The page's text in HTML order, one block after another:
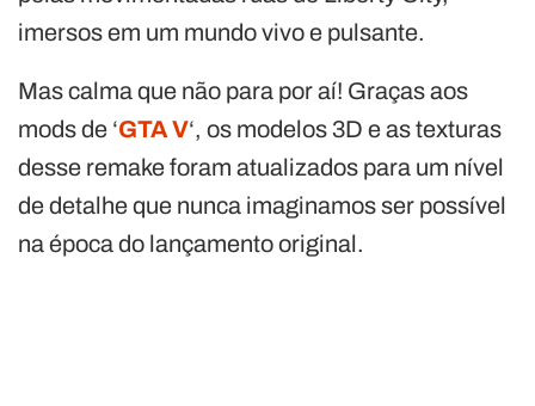
imersos em um mundo vivo e pulsante.
Mas calma que não para por aí! Graças aos
mods de ‘GTA V‘, os modelos 3D e as texturas
desse remake foram atualizados para um nível
de detalhe que nunca imaginamos ser possível
na época do lançamento original.